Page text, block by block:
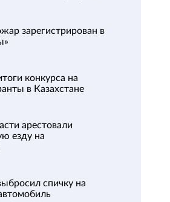
зарегистрирован в
конкурса на
в Казахстане
арестовали
езду на
спичку на